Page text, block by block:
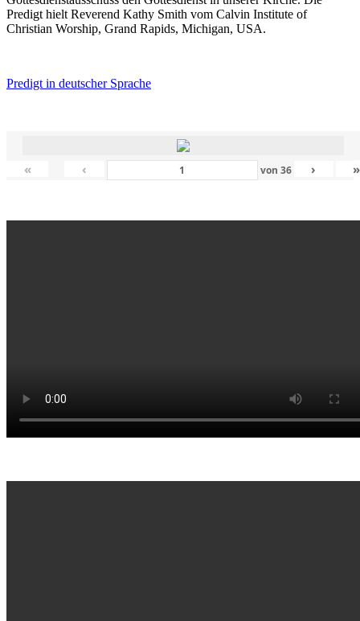
Predigt hielt Reverend Kathy Smith vom Calvin Institute of
Christian Worship, Grand Rapids, Michigan, USA.
Predigt in deutscher Sprache
« ‹ von 36 › »